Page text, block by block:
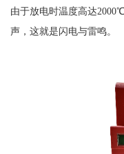
由于放电时温度高达2000℃
声，这就是闪电与雷鸣。